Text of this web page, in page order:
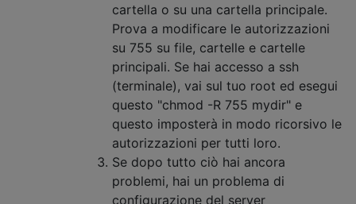
cartella o su una cartella principale.
Prova a modificare le autorizzazioni
su 755 su file, cartelle e cartelle
principali. Se hai accesso a ssh
(terminale), vai sul tuo root ed esegui
questo "chmod -R 755 mydir" e
questo imposterà in modo ricorsivo le
autorizzazioni per tutti loro.
Se dopo tutto ciò hai ancora
problemi, hai un problema di
configurazione del server